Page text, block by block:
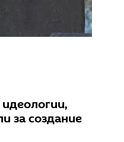
за создание